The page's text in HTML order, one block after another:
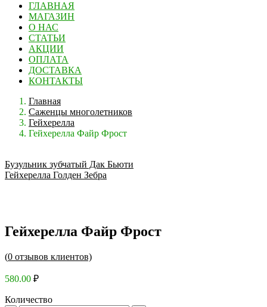
ГЛАВНАЯ
МАГАЗИН
О НАС
СТАТЬИ
АКЦИИ
ОПЛАТА
ДОСТАВКА
КОНТАКТЫ
Главная
Саженцы многолетников
Гейхерелла
Гейхерелла Файр Фрост
Бузульник зубчатый Дак Бьюти
Гейхерелла Голден Зебра
Гейхерелла Файр Фрост
(0 отзывов клиентов)
580.00 ₽
Количество